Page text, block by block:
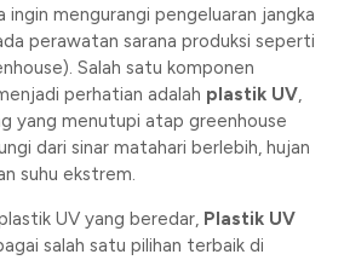
mengurangi pengeluaran jangka
perawatan sarana produksi seperti
Salah satu komponen
perhatian adalah plastik UV,
yang menutupi atap greenhouse
dari sinar matahari berlebih, hujan
suhu ekstrem.
UV yang beredar, Plastik UV
salah satu pilihan terbaik di